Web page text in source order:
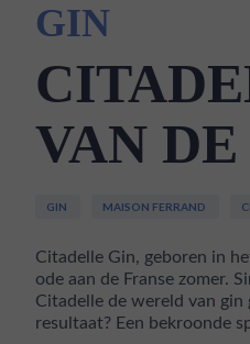
GIN
VAN
GIN MAISON FERRAND
Citadelle Gin, geboren in
ode aan de Franse zomer.
Citadelle de wereld van
resultaat? Een bekroonde